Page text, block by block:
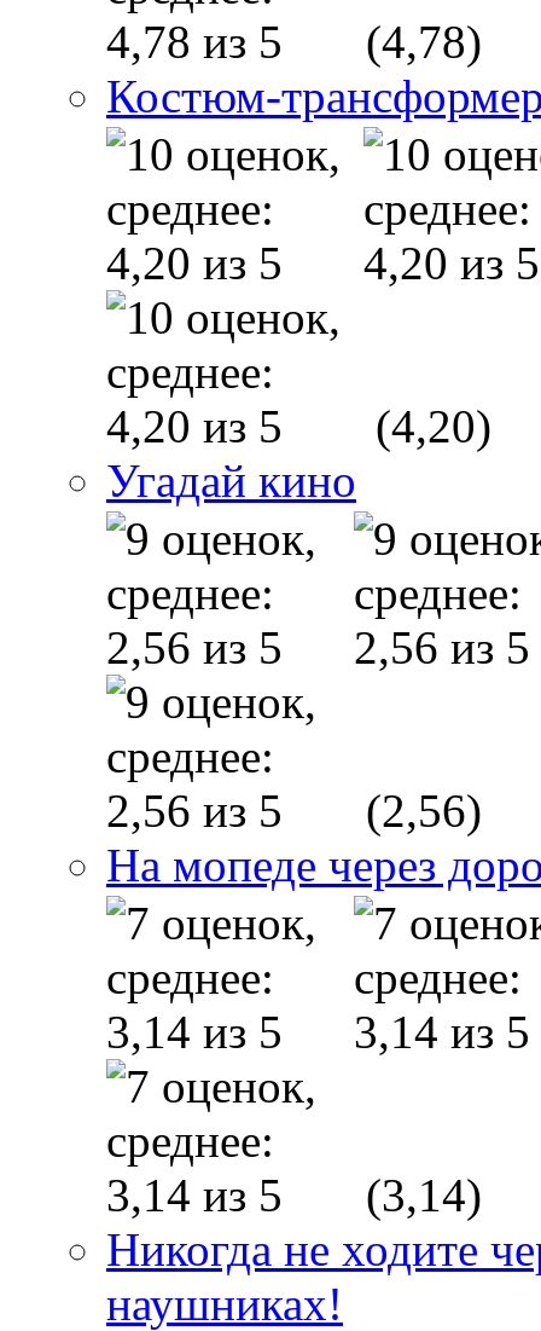
(4,78)
Костюм-
(4,20)
Угадай кино
(2,56)
На мопеде через
(3,14)
Никогда не ходите
наушниках!